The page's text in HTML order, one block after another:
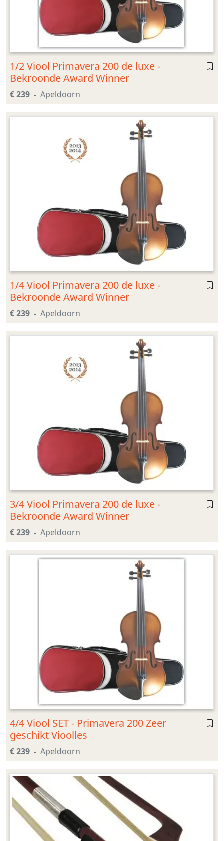
1/2 Viool Primavera 200 de luxe -
Bekroonde Award Winner
€ 239 Apeldoorn
1/4 Viool Primavera 200 de luxe -
Bekroonde Award Winner
€ 239 Apeldoorn
3/4 Viool Primavera 200 de luxe -
Bekroonde Award Winner
€ 239 Apeldoorn
4/4 Viool SET - Primavera 200 Zeer
geschikt Vioolles
€ 239 Apeldoorn